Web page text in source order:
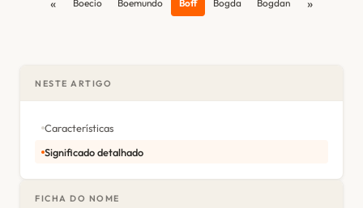
« Boecio Boemundo Boff Bogda Bogdan »
NESTE ARTIGO
Características
Significado detalhado
FICHA DO NOME